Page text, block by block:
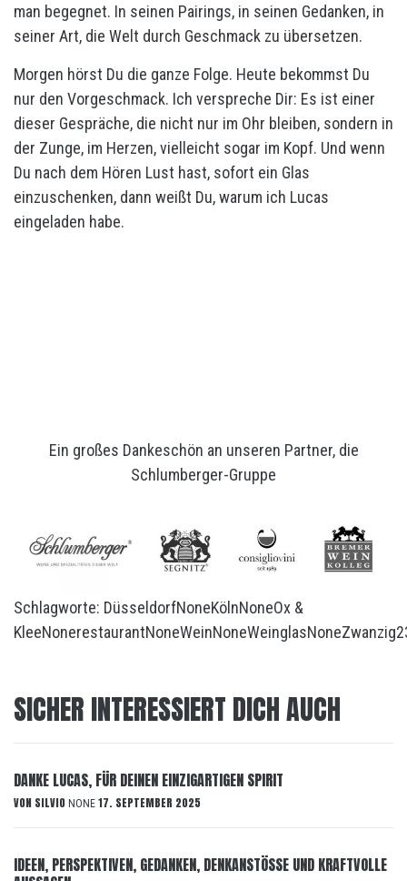
man begegnet. In seinen Pairings, in seinen Gedanken, in
seiner Art, die Welt durch Geschmack zu übersetzen.
Morgen hörst Du die ganze Folge. Heute bekommst Du
nur den Vorgeschmack. Ich verspreche Dir: Es ist einer
dieser Gespräche, die nicht nur im Ohr bleiben, sondern in
der Zunge, im Herzen, vielleicht sogar im Kopf. Und wenn
Du nach dem Hören Lust hast, sofort ein Glas
einzuschenken, dann weißt Du, warum ich Lucas
eingeladen habe.
Ein großes Dankeschön an unseren Partner, die
Schlumberger-Gruppe
Schlagworte: DüsseldorfNoneKölnNoneOx &
KleeNonerestaurantNoneWeinNoneWeinglasNone
SICHER INTERESSIERT DICH AUCH
DANKE LUCAS, FÜR DEINEN EINZIGARTIGEN SPIRIT
VON SILVIO NONE 17. SEPTEMBER 2025
IDEEN, PERSPEKTIVEN, GEDANKEN, DENKANSTÖSSE UND KRAFTVOLLE